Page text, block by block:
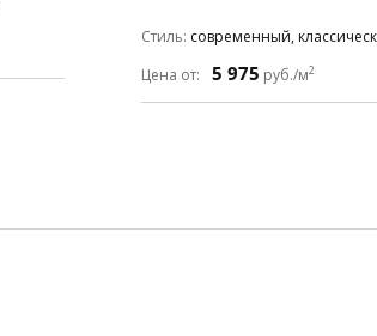
Стиль современный,
Цена от:
5 975 руб./м2